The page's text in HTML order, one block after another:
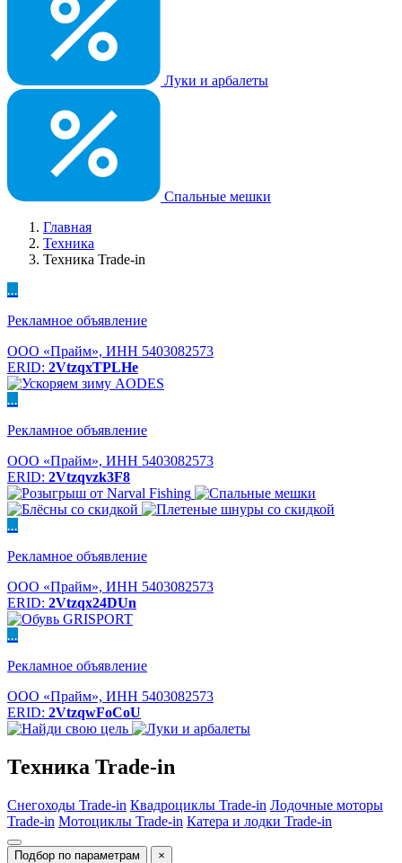
Луки и арбалеты
Спальные мешки
Главная
Техника
Техника Trade-in
...
Рекламное объявление
ООО «Прайм», ИНН 5403082573
ERID: 2VtzqxTPLHe
...
Рекламное объявление
ООО «Прайм», ИНН 5403082573
ERID: 2Vtzqvzk3F8
...
Рекламное объявление
ООО «Прайм», ИНН 5403082573
ERID: 2Vtzqx24DUn
...
Рекламное объявление
ООО «Прайм», ИНН 5403082573
ERID: 2VtzqwFoCoU
Техника Trade-in
Снегоходы Trade-in Квадроциклы Trade-in Лодочные моторы
Trade-in Мотоциклы Trade-in Катера и лодки Trade-in
Подбор по параметрам ×